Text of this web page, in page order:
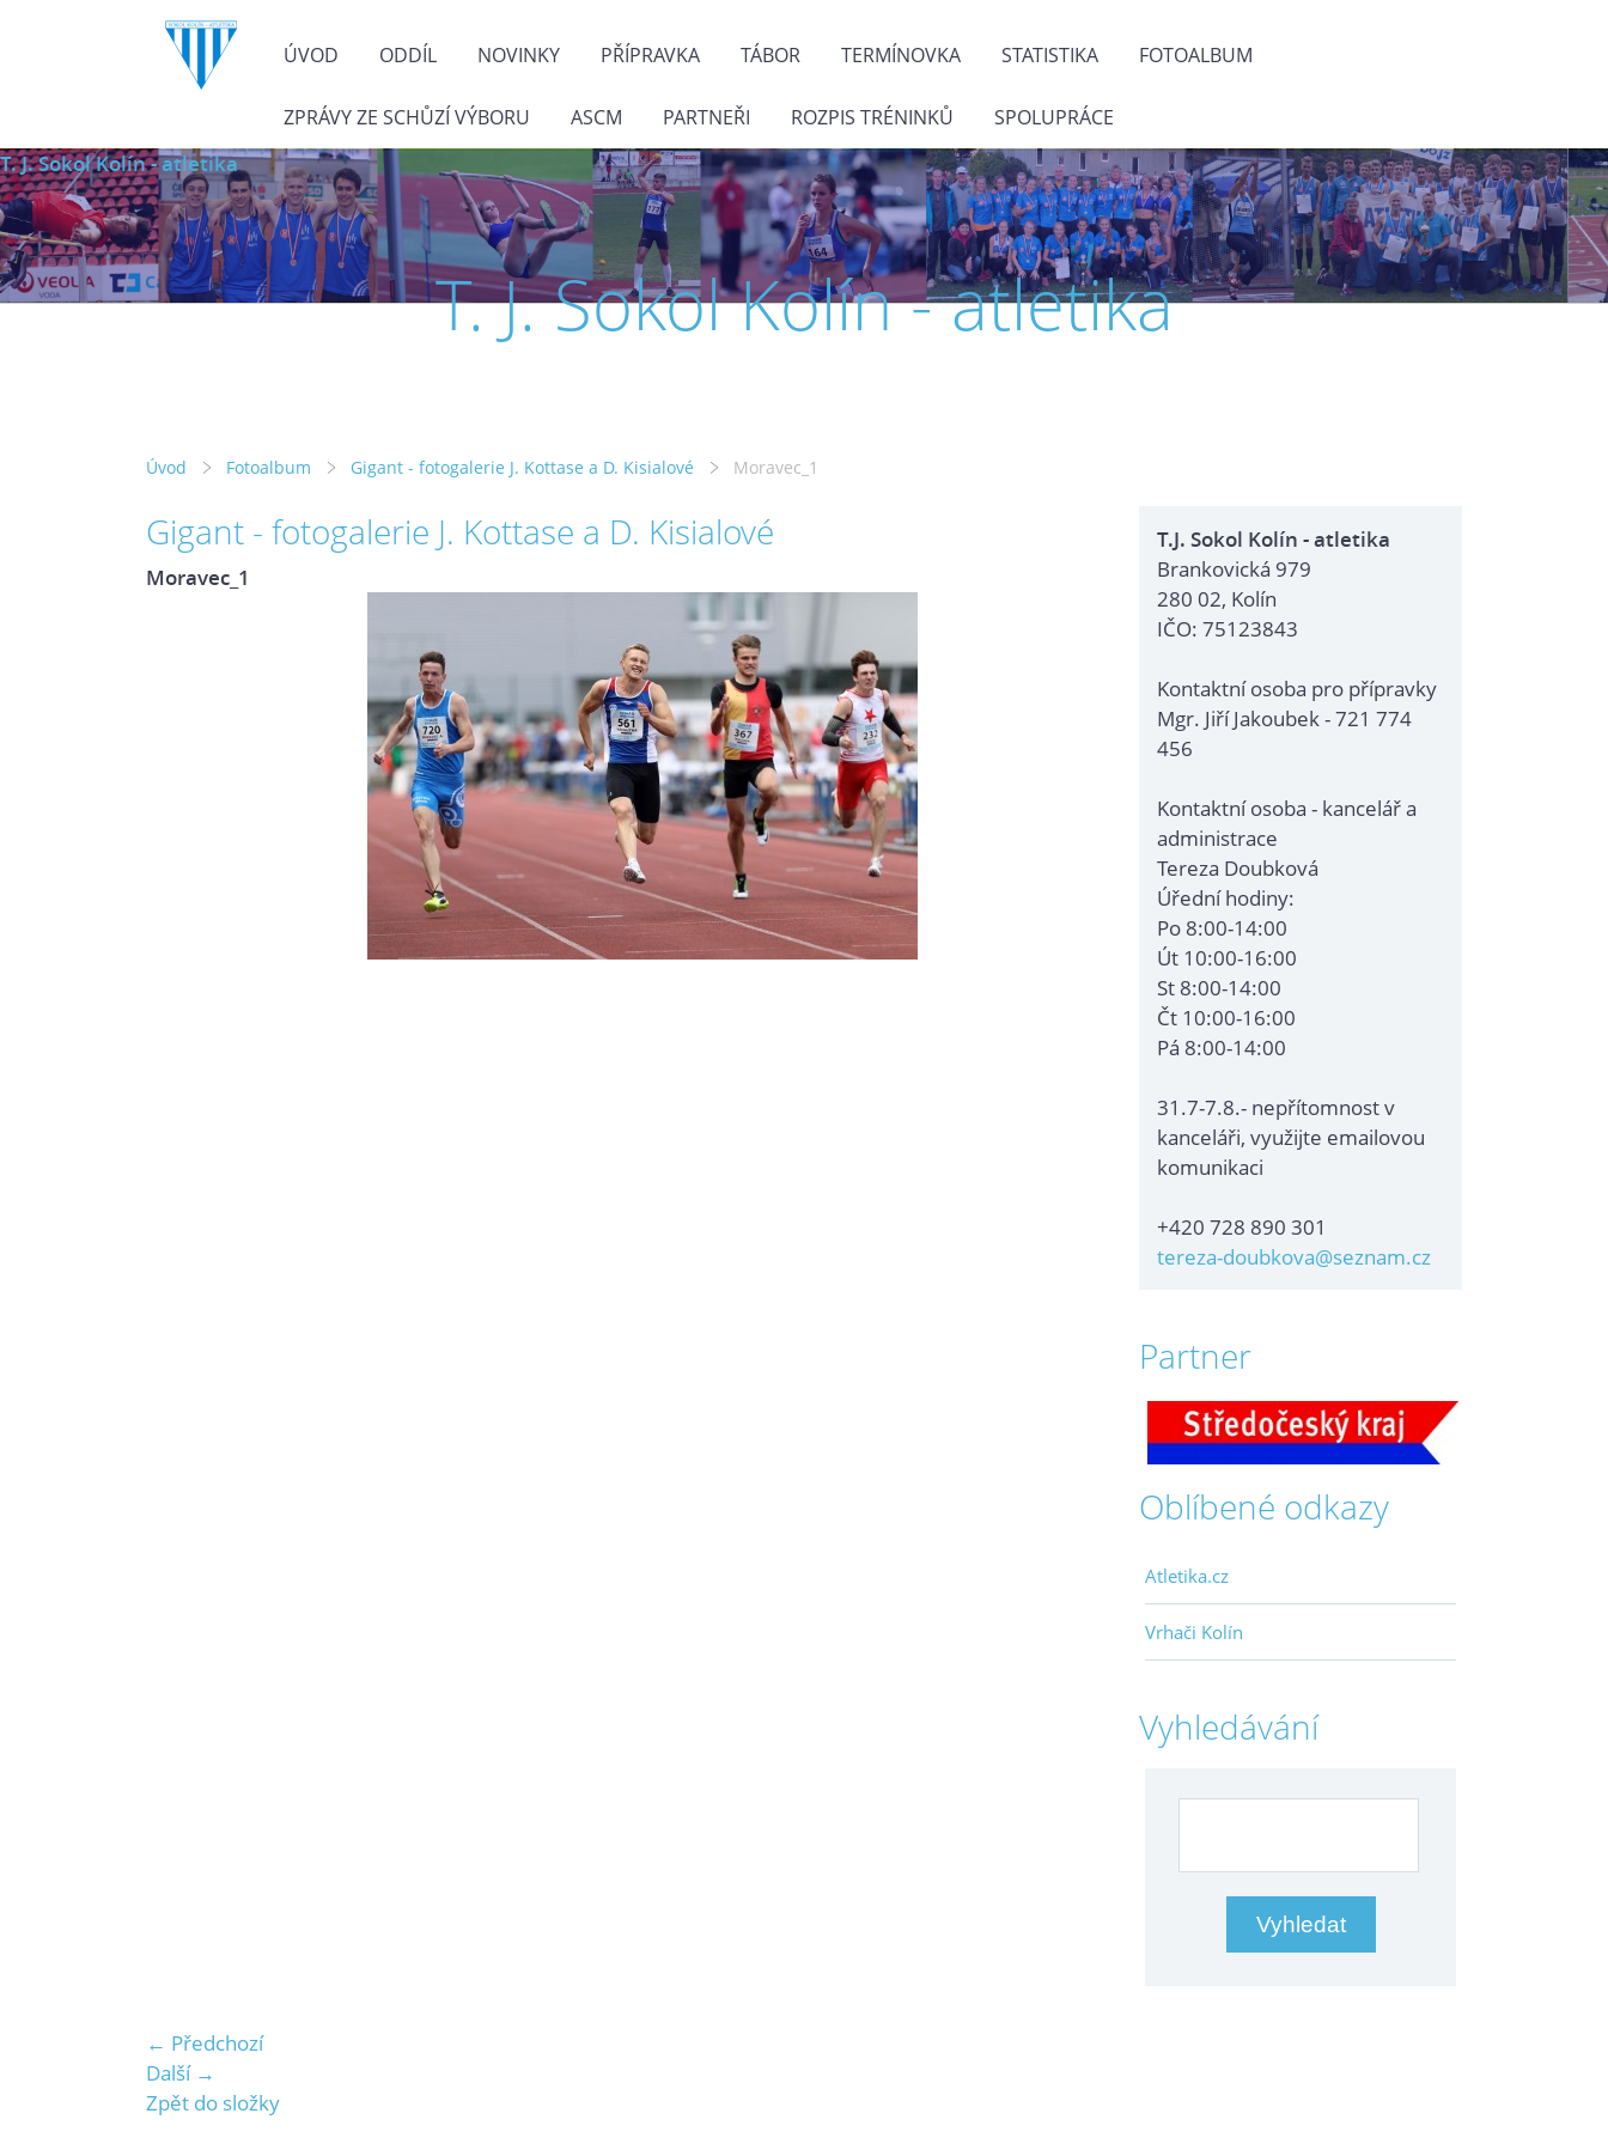
ÚVOD ODDÍL NOVINKY PŘÍPRAVKA TÁBOR TERMÍNOVKA STATISTIKA FOTOALBUM
ZPRÁVY ZE SCHŮZÍ VÝBORU ASCM PARTNEŘI ROZPIS TRÉNINKŮ SPOLUPRÁCE
T. J. Sokol Kolín - atletika
T. J. Sokol Kolín - atletika
Úvod Fotoalbum Gigant - fotogalerie J. Kottase a D. Kisialové Moravec_1
T.J. Sokol Kolín - atletika
Brankovická 979
280 02, Kolín
IČO: 75123843
Kontaktní osoba pro přípravky
Mgr. Jiří Jakoubek - 721 774
456
Kontaktní osoba - kancelář a
administrace
Tereza Doubková
Úřední hodiny:
Po 8:00-14:00
Út 10:00-16:00
St 8:00-14:00
Čt 10:00-16:00
Pá 8:00-14:00
31.7-7.8.- nepřítomnost v
kanceláři, využijte emailovou
komunikaci
+420 728 890 301
tereza-doubkova@seznam.cz
Partner
Oblíbené odkazy
Atletika.cz
Vrhači Kolín
Vyhledávání
Gigant - fotogalerie J. Kottase a D. Kisialové
Moravec_1
← Předchozí
Další →
Zpět do složky